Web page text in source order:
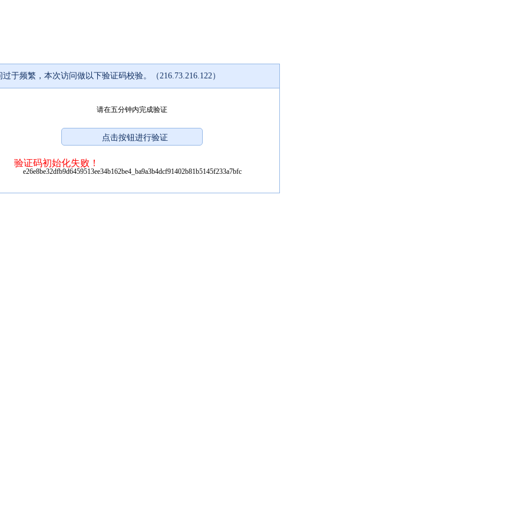
过于频繁，本次访问做以下验证码校验。（216.73.216.122）
请在五分钟内完成验证
验证码初始化失败！
e26e8be32dfb9d6459513ee34b162be4_ba9a3b4dcf91402b81b5145f233a7bfc